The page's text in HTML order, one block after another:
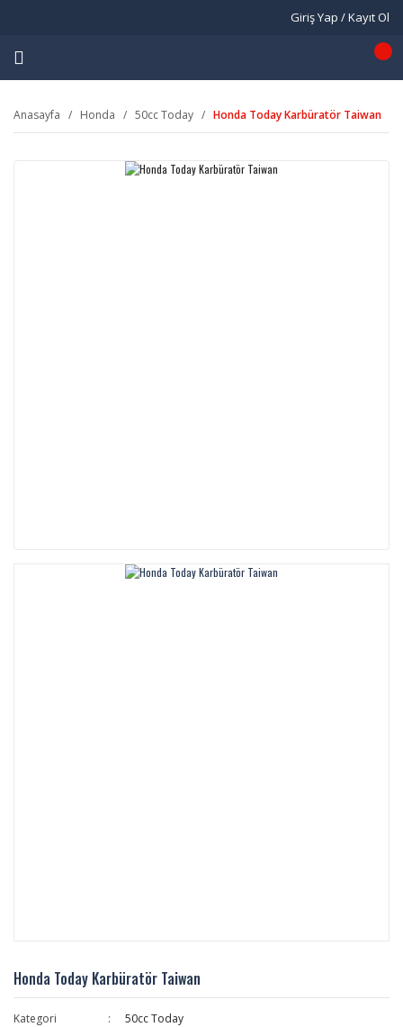
Giriş Yap / Kayıt Ol
Anasayfa Honda 50cc Today Honda Today Karbüratör Taiwan
Honda Today Karbüratör Taiwan
Kategori
50cc Today